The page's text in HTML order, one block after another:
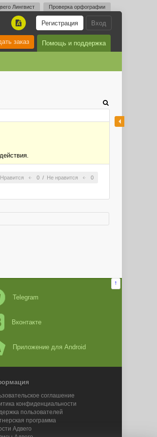
Лингвист Проверка орфографии
Вход
Регистрация
A
Помощь и поддержка
заказ
Нравится 0 / Не нравится 0
↑
Telegram
Вконтакте
Приложение для Android
соглашение
конфиденциальности
пользователей
программа
Адвего